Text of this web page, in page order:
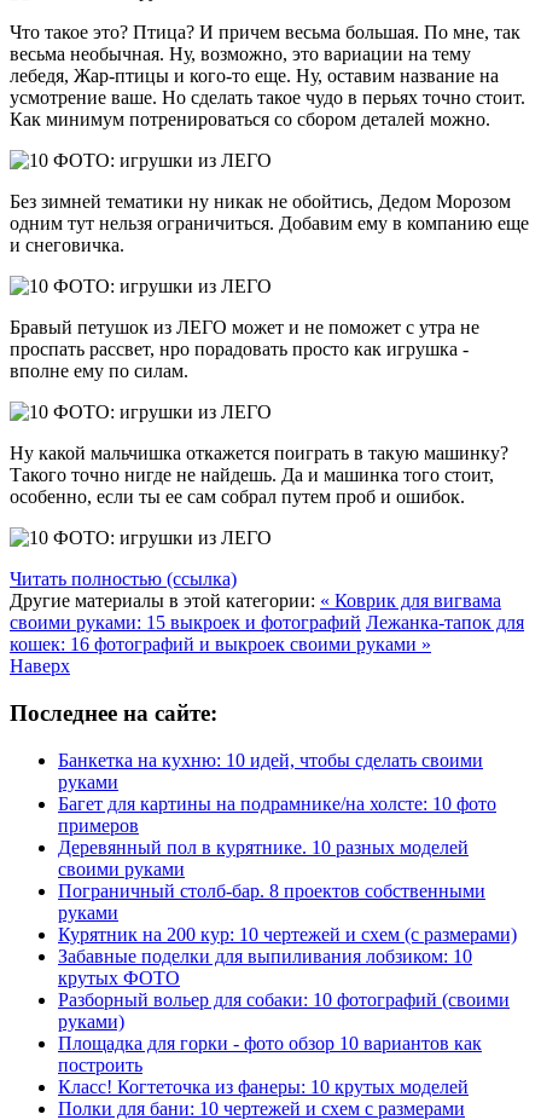
Что такое это? Птица? И причем весьма большая. По мне, так
весьма необычная. Ну, возможно, это вариации на тему
лебедя, Жар-птицы и кого-то еще. Ну, оставим название на
усмотрение ваше. Но сделать такое чудо в перьях точно стоит.
Как минимум потренироваться со сбором деталей можно.
Без зимней тематики ну никак не обойтись, Дедом Морозом
одним тут нельзя ограничиться. Добавим ему в компанию еще
и снеговичка.
Бравый петушок из ЛЕГО может и не поможет с утра не
проспать рассвет, нро порадовать просто как игрушка -
вполне ему по силам.
Ну какой мальчишка откажется поиграть в такую машинку?
Такого точно нигде не найдешь. Да и машинка того стоит,
особенно, если ты ее сам собрал путем проб и ошибок.
Читать полностью (ссылка)
Другие материалы в этой категории: « Коврик для вигвама
своими руками: 15 выкроек и фотографий Лежанка-тапок для
кошек: 16 фотографий и выкроек своими руками »
Наверх
Последнее на сайте:
Банкетка на кухню: 10 идей, чтобы сделать своими
руками
Багет для картины на подрамнике/на холсте: 10 фото
примеров
Деревянный пол в курятнике. 10 разных моделей
своими руками
Пограничный столб-бар. 8 проектов собственными
руками
Курятник на 200 кур: 10 чертежей и схем (с размерами)
Забавные поделки для выпиливания лобзиком: 10
крутых ФОТО
Разборный вольер для собаки: 10 фотографий (своими
руками)
Площадка для горки - фото обзор 10 вариантов как
построить
Класс! Когтеточка из фанеры: 10 крутых моделей
Полки для бани: 10 чертежей и схем с размерами